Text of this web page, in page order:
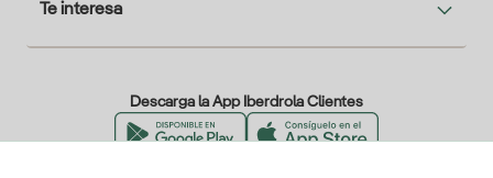
Te interesa
Descarga la App Iberdrola Clientes